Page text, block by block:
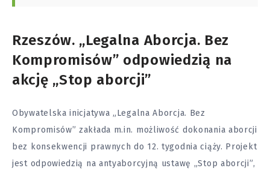
Rzeszów. „Legalna Aborcja. Bez
Kompromisów” odpowiedzią na
akcję „Stop aborcji”
Obywatelska inicjatywa „Legalna Aborcja. Bez
Kompromisów” zakłada m.in. możliwość dokonania aborcji
bez konsekwencji prawnych do 12. tygodniaciąży. Projekt
jest odpowiedzią na antyaborcyjną ustawę „Stop aborcji”,